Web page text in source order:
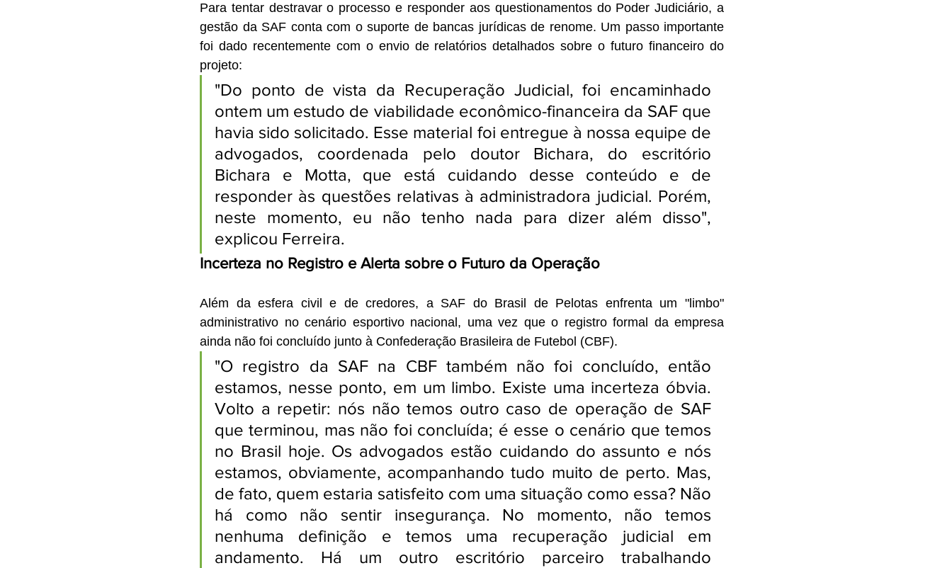
Para tentar destravar o processo e responder aos questionamentos do Poder Judiciário, a
gestão da SAF conta com o suporte de bancas jurídicas de renome. Um passo importante
foi dado recentemente com o envio de relatórios detalhados sobre o futuro financeiro do
projeto:
"Do ponto de vista da Recuperação Judicial, foi encaminhado
ontem um estudo de viabilidade econômico-financeira da SAF que
havia sido solicitado. Esse material foi entregue à nossa equipe de
advogados, coordenada pelo doutor Bichara, do escritório
Bichara e Motta, que está cuidando desse conteúdo e de
responder às questões relativas à administradora judicial. Porém,
neste momento, eu não tenho nada para dizer além disso",
explicou Ferreira.
Incerteza no Registro e Alerta sobre o Futuro da Operação
Além da esfera civil e de credores, a SAF do Brasil de Pelotas enfrenta um "limbo"
administrativo no cenário esportivo nacional, uma vez que o registro formal da empresa
ainda não foi concluído junto à Confederação Brasileira de Futebol (CBF).
"O registro da SAF na CBF também não foi concluído, então
estamos, nesse ponto, em um limbo. Existe uma incerteza óbvia.
Volto a repetir: nós não temos outro caso de operação de SAF
que terminou, mas não foi concluída; é esse o cenário que temos
no Brasil hoje. Os advogados estão cuidando do assunto e nós
estamos, obviamente, acompanhando tudo muito de perto. Mas,
de fato, quem estaria satisfeito com uma situação como essa? Não
há como não sentir insegurança. No momento, não temos
nenhuma definição e temos uma recuperação judicial em
andamento. Há um outro escritório parceiro trabalhando